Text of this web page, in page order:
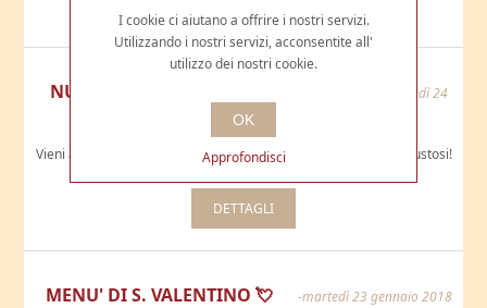
NUOVO MENU' PRIMAVERA-ESTATE! -martedì 24
aprile 2018
Vieni a provare il nostro nuovo menù con tanti piatti freschi e gustosi!
DETTAGLI
MENU' DI S. VALENTINO 💘 -martedì 23 gennaio 2018
I cookie ci aiutano a offrire i nostri servizi.
Utilizzando i nostri servizi, acconsentite all'
utilizzo dei nostri cookie.
OK
Approfondisci